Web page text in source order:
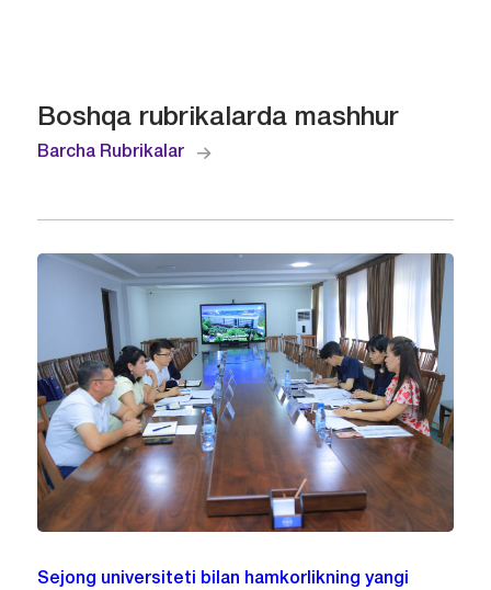
Boshqa rubrikalarda mashhur
Barcha Rubrikalar
Sejong universiteti bilan hamkorlikning yangi